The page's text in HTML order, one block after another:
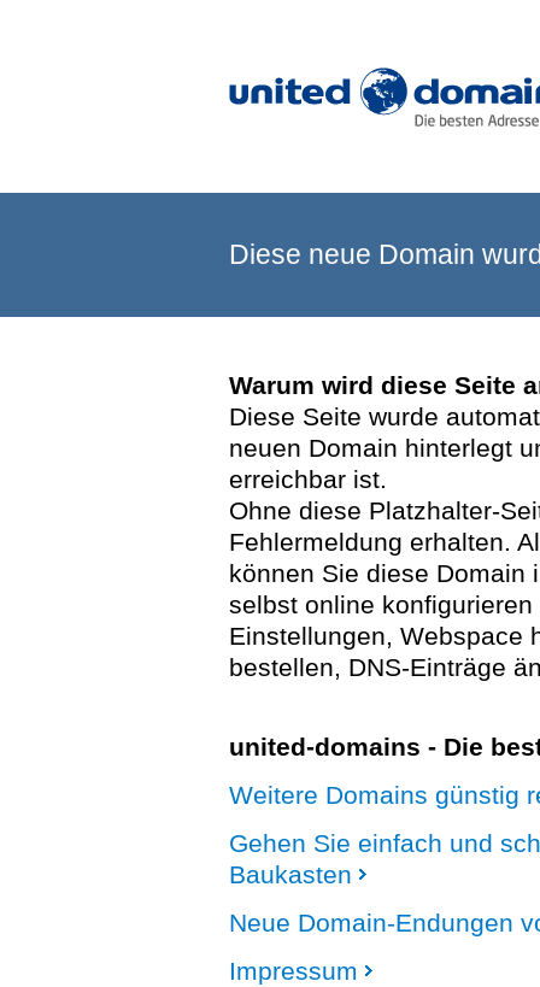
Diese neue Domain
Warum wird diese Seite
Diese Seite wurde
neuen Domain hinterlegt
erreichbar ist.
Ohne diese Platzhalter-
Fehlermeldung erhalten.
können Sie diese Domain
selbst online
Einstellungen, Webspace
bestellen, DNS-Einträge
united-domains - Die
Weitere Domains günstig
Gehen Sie einfach und
Baukasten
Neue Domain-Endungen
Impressum